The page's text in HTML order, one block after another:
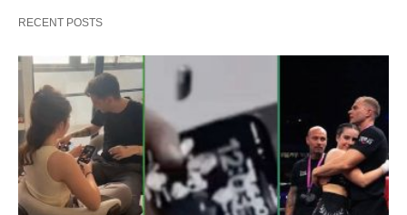
RECENT POSTS